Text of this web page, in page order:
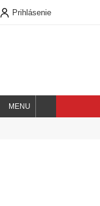
Prihlásenie
Hľadaj
MENU